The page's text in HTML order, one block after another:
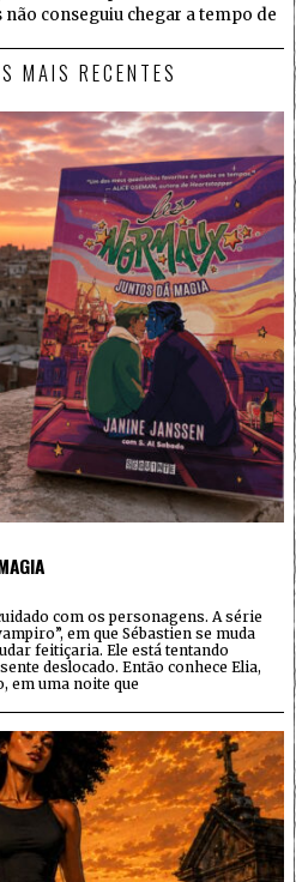
conseguiu chegar a tempo de
MAIS RECENTES
com os personagens. A série
em que Sébastien se muda
feitiçaria. Ele está tentando
deslocado. Então conhece Elia,
em uma noite que